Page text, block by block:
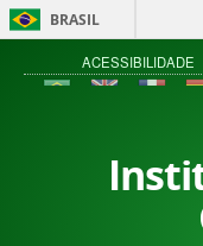
BRASIL
ACESSIBILIDADE